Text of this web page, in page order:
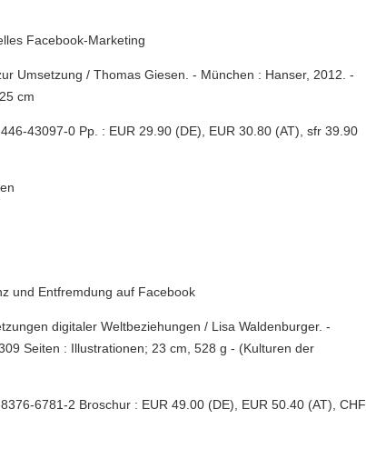
Facebook-Marketing
Umsetzung / Thomas Giesen. - München : Hanser, 2012. -
cm
43097-0 Pp. : EUR 29.90 (DE), EUR 30.80 (AT), sfr 39.90
und Entfremdung auf Facebook
digitaler Weltbeziehungen / Lisa Waldenburger. -
Seiten : Illustrationen; 23 cm, 528 g - (Kulturen der
6781-2 Broschur : EUR 49.00 (DE), EUR 50.40 (AT), CHF